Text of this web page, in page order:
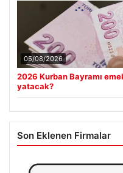
05/08/2026
2026 Kurban Bayramı
yatacak?
Son Eklenen Firmalar